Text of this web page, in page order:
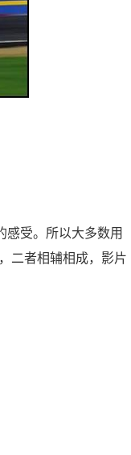
感受。所以大多数用
二者相辅相成，影片